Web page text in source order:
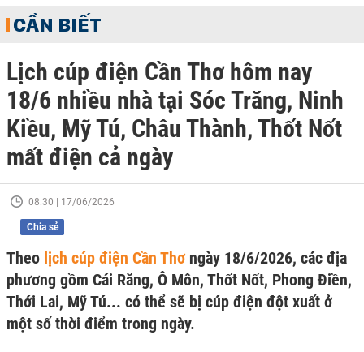
CẦN BIẾT
Lịch cúp điện Cần Thơ hôm nay
18/6 nhiều nhà tại Sóc Trăng, Ninh
Kiều, Mỹ Tú, Châu Thành, Thốt Nốt
mất điện cả ngày
08:30 | 17/06/2026
Chia sẻ
Theo lịch cúp điện Cần Thơ ngày 18/6/2026, các địa
phương gồm Cái Răng, Ô Môn, Thốt Nốt, Phong Điền,
Thới Lai, Mỹ Tú... có thể sẽ bị cúp điện đột xuất ở
một số thời điểm trong ngày.